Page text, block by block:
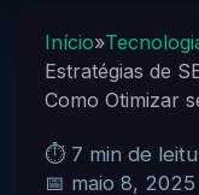
Início»
Estratégias de
Como Otimizar
⏱️ 7 min de
📅 maio 8, 2025